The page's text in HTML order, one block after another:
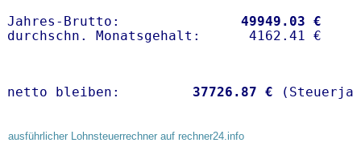
Jahres-Brutto: 49949.03 €
netto bleiben: 37726.87 €
ausführlicher Lohnsteuerrechner auf rechner24.info